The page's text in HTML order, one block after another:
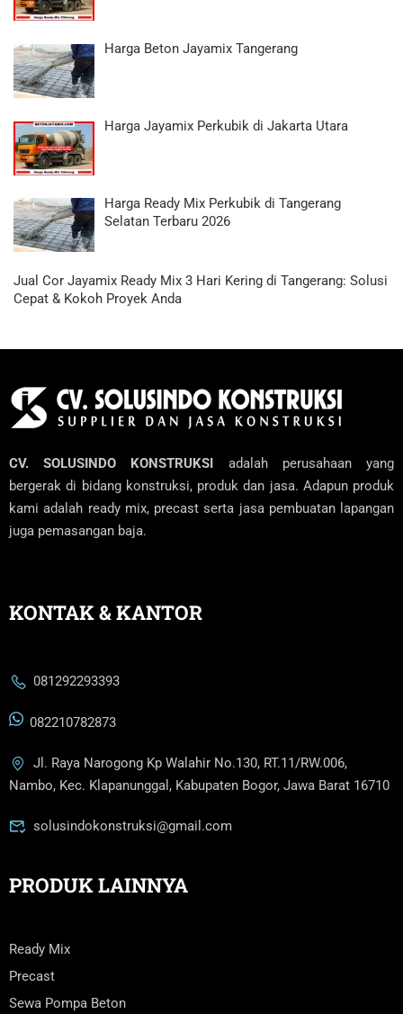
Harga Beton Jayamix Tangerang
Harga Jayamix Perkubik di Jakarta Utara
Harga Ready Mix Perkubik di Tangerang
Selatan Terbaru 2026
Jual Cor Jayamix Ready Mix 3 Hari Kering di Tangerang: Solusi
Cepat & Kokoh Proyek Anda
CV. SOLUSINDO KONSTRUKSI adalah perusahaan yang
bergerak di bidang konstruksi, produk dan jasa. Adapun produk
kami adalah ready mix, precast serta jasa pembuatan lapangan
juga pemasangan baja.
KONTAK & KANTOR
081292293393
082210782873
Jl. Raya Narogong Kp Walahir No.130, RT.11/RW.006,
Nambo, Kec. Klapanunggal, Kabupaten Bogor, Jawa Barat 16710
solusindokonstruksi@gmail.com
PRODUK LAINNYA
Ready Mix
Precast
Sewa Pompa Beton